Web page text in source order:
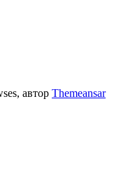
автор Themeansar